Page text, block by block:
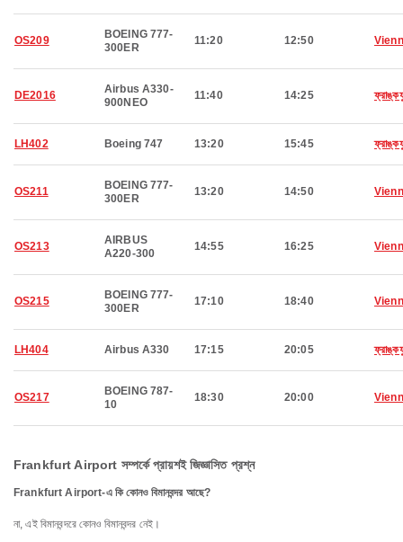
OS209
BOEING 777-
300ER
11:20 12:50
DE2016
Airbus A330-
900NEO
11:40 14:25
LH402 Boeing 747 13:20 15:45
OS211
BOEING 777-
300ER
13:20 14:50
OS213
AIRBUS
A220-300
14:55 16:25
OS215
BOEING 777-
300ER
17:10 18:40
LH404 Airbus A330 17:15 20:05
OS217
BOEING 787-
10
18:30 20:00
Frankfurt Airport সম্পর্কে প্রায়শই জিজ্ঞাসিত প্রশ্ন
Frankfurt Airport-এ কি কোনও বিমানবন্দর আছে?
না, এই বিমানবন্দরে কোনও বিমানবন্দর নেই।